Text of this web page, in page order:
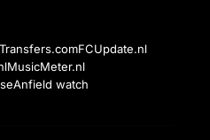
FCUpdate.nl
MusicMeter.nl
Anfield watch